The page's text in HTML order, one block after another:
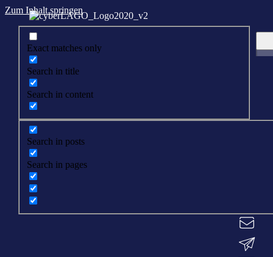
Zum Inhalt springen
Exact matches only
Search in title
Search in content
Search in posts
Search in pages